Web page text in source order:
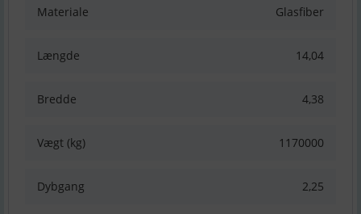
Materiale Glasfiber
Længde 14,04
Bredde 4,38
Vægt (kg) 1170000
Dybgang 2,25